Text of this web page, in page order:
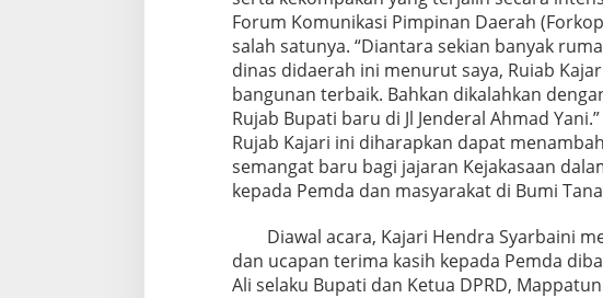
Forum Komunikasi Pimpinan Daerah
salah satunya. “Diantara sekian banyak
dinas didaerah ini menurut saya, Ruiab
bangunan terbaik. Bahkan dikalahkan
Rujab Bupati baru di Jl Jenderal Ahmad
Rujab Kajari ini diharapkan dapat
semangat baru bagi jajaran Kejakasaan
kepada Pemda dan masyarakat di Bumi
Diawal acara, Kajari Hendra Syarbaini
dan ucapan terima kasih kepada Pemda
Ali selaku Bupati dan Ketua DPRD,